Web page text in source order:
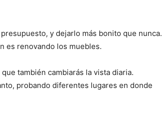
y dejarlo más bonito que nunca.
es renovando los muebles.
también cambiarás la vista diaria.
probando diferentes lugares en donde